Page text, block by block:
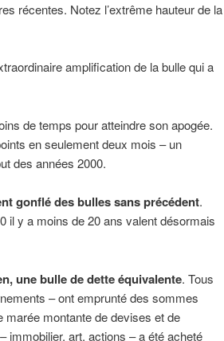
récentes. Notez l’extrême hauteur de la
amplification de la bulle qui a
de temps pour atteindre son apogée.
en seulement deux mois – un
des années 2000.
gonflé des bulles sans précédent.
il y a moins de 20 ans valent désormais
une bulle de dette équivalente. Tous
– ont emprunté des sommes
montante de devises et de
immobilier, art, actions – a été acheté